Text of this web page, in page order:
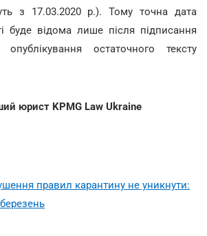
з 17.03.2020 р.). Тому точна дата
буде відома лише після підписання
остаточного тексту
юрист KPMG Law Ukraine
правил карантину не уникнути: